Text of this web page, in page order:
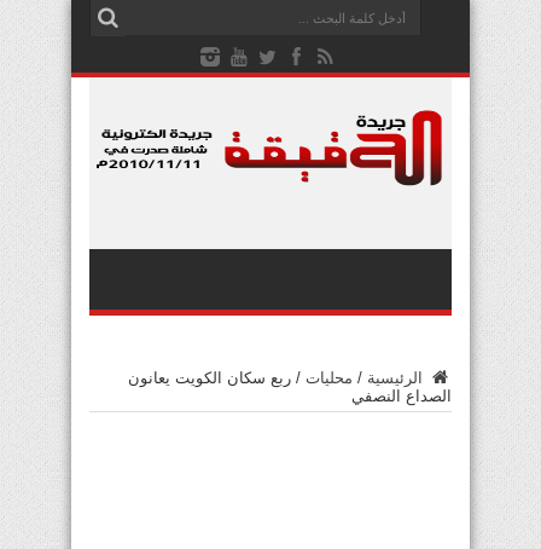
الرئيسية / محليات / ربع سكان الكويت يعانون
الصداع النصفي